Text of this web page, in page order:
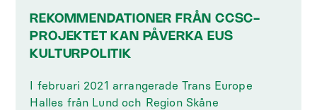
REKOMMENDATIONER FRÅN CCSC-
PROJEKTET KAN PÅVERKA EUS
KULTURPOLITIK
‍I februari 2021 arrangerade Trans Europe
Halles från Lund och Region Skåne